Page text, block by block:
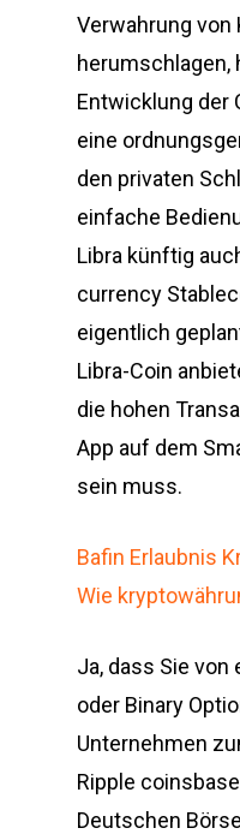
Verwahrung von
herumschlagen,
Entwicklung der
eine
den privaten
einfache
Libra künftig
currency
eigentlich
Libra-Coin
die hohen
App auf dem
sein muss.
Bafin Erlaubnis
Wie
Ja, dass Sie von
oder Binary
Unternehmen
Ripple
Deutschen